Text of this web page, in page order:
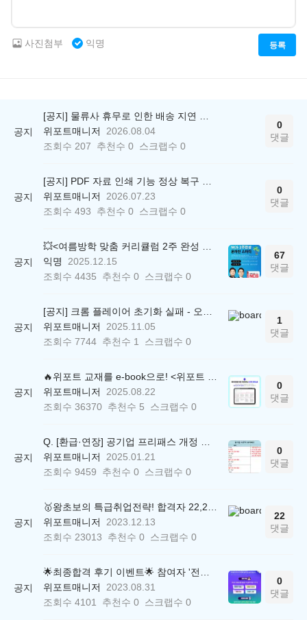
등록
사진첨부 익명
공지
위포트매니저
2026.08.04
조회수 207 추천수 0 스크랩수 0
0
댓글
공지
위포트매니저
2026.07.23
조회수 493 추천수 0 스크랩수 0
0
댓글
공지
익명
2025.12.15
조회수 4435 추천수 0 스크랩수 0
67
댓글
공지
위포트매니저
2025.11.05
조회수 7744 추천수 1 스크랩수 0
1
댓글
공지
위포트매니저
2025.08.22
조회수 36370 추천수 5 스크랩수 0
0
댓글
공지
위포트매니저
2025.01.21
조회수 9459 추천수 0 스크랩수 0
0
댓글
공지
위포트매니저
2023.12.13
조회수 23013 추천수 0 스크랩수 0
22
댓글
공지
위포트매니저
2023.08.31
조회수 4101 추천수 0 스크랩수 0
0
댓글